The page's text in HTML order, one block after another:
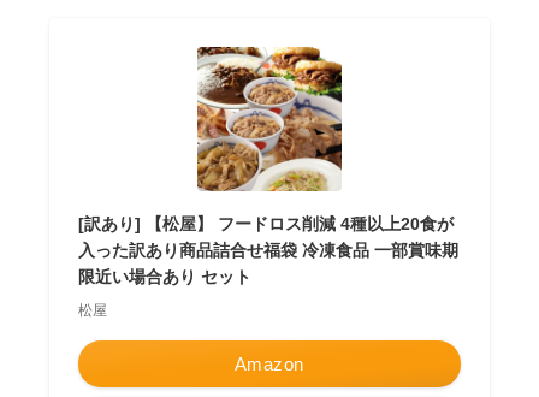
[訳あり] 【松屋】 フードロス削減 4種以上20食が
入った訳あり商品詰合せ福袋 冷凍食品 一部賞味期
限近い場合あり セット
松屋
Amazon